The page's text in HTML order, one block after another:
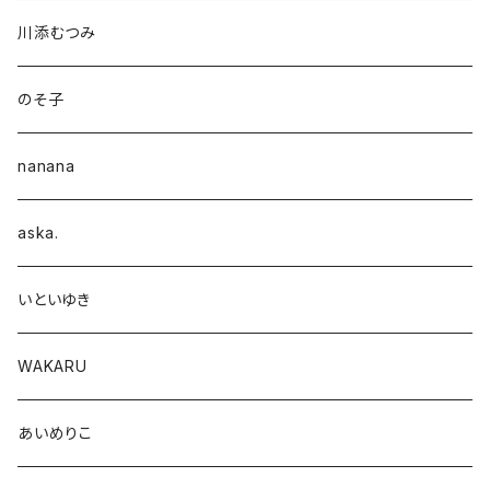
川添むつみ
のそ子
nanana
aska.
いといゆき
WAKARU
あいめりこ